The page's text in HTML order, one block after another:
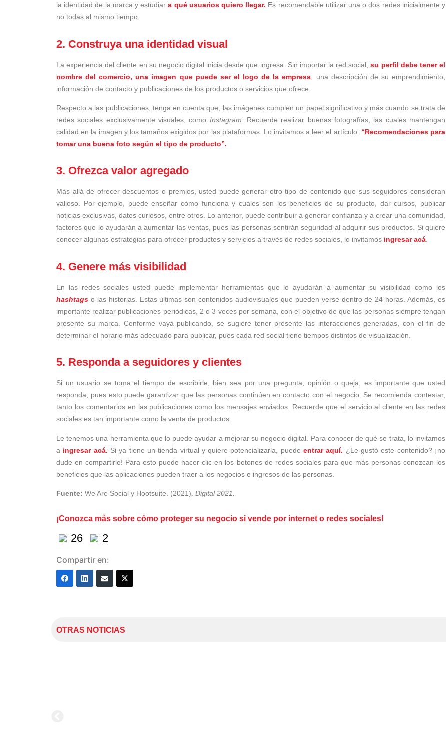
la identidad de la marca y estudiar a qué usuarios quiero llegar. Es recomendable utilizar una o dos redes inicialmente y
no todas al mismo tiempo.
2. Construya una identidad visual
La experiencia del cliente en su negocio digital inicia desde que ingresa. Sin importar la red social,su perfil debe tener el
nombre del comercio, una imagen que puede ser el logo de la empresa , una descripción de su emprendimiento,
información de contacto y publicaciones de los productos o servicios que ofrece.
Respecto a las publicaciones, tenga en cuenta que, las imágenes cumplen un papel significativo y más cuando se trata de
redes sociales exclusivamente visuales, como Instagram. Recuerde realizar buenas fotografías, las cuales mantengan
calidad en la imagen y los tamaños exigidos por las plataformas. Lo invitamos a leer el artículo: “Recomendaciones para
tomar una buena foto según el tipo de producto”.
3. Ofrezca valor agregado
Más allá de ofrecer descuentos o premios, usted puede generar otro tipo de contenido que sus seguidores consideran
valioso. Por ejemplo, puede enseñar cómo funciona y cuáles son los beneficios de su producto, dar cursos, publicar
noticias exclusivas, datos curiosos, entre otros. Lo anterior, puede contribuir a generar confianza y a crear una comunidad,
factores que lo ayudarán a aumentar las ventas, pues las personas sentirán seguridad al adquirir sus productos. Si quiere
conocer algunas estrategias para ofrecer productos y servicios a través de redes sociales, lo invitamos ingresar acá.
4. Genere más visibilidad
En las redes sociales usted puede implementar herramientas que lo ayudarán a aumentar su visibilidad como los
hashtags o las historias. Estas últimas son contenidos audiovisuales que pueden verse dentro de 24 horas. Además, es
importante realizar publicaciones periódicas, 2 o 3 veces por semana, con el objetivo de que las personas siempre tengan
presente su marca. Conforme vaya publicando, se sugiere tener presente las interacciones generadas, con el fin de
determinar el horario más adecuado para publicar, pues cada red social tiene tiempos distintos de visualización.
5. Responda a seguidores y clientes
Si un usuario se toma el tiempo de escribirle, bien sea por una pregunta, opinión o queja, es importante que usted
responda, pues esto puede garantizar que las personas continúen en contacto con el negocio. Se recomienda contestar,
tanto los comentarios en las publicaciones como los mensajes enviados. Recuerde que el servicio al cliente en las redes
sociales es tan importante como la venta de productos.
Le tenemos una herramienta que lo puede ayudar a mejorar su negocio digital. Para conocer de qué se trata, lo invitamos
a ingresar acá. Si ya tiene un tienda virtual y quiere potencializarla, puedeentrar aquí. ¿Le gustó este contenido? ¡no
dude en compartirlo! Para esto puede hacer clic en los botones de redes sociales para que más personas conozcan los
beneficios que las aplicaciones pueden traer a los negocios e ingresos de las personas.
Fuente: We Are Social y Hootsuite. (2021). Digital 2021.
¡Conozca más sobre cómo proteger su negocio si vende por internet o redes sociales!
26 2
Compartir en:
OTRAS NOTICIAS